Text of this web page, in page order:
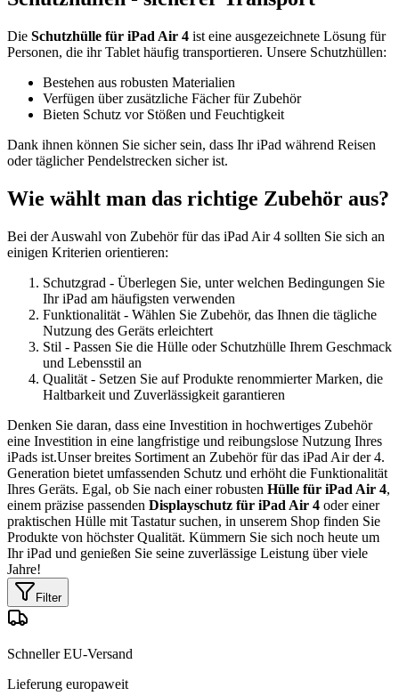
Die Schutzhülle für iPad Air 4 ist eine ausgezeichnete Lösung für
Personen, die ihr Tablet häufig transportieren. Unsere Schutzhüllen:
Bestehen aus robusten Materialien
Verfügen über zusätzliche Fächer für Zubehör
Bieten Schutz vor Stößen und Feuchtigkeit
Dank ihnen können Sie sicher sein, dass Ihr iPad während Reisen
oder täglicher Pendelstrecken sicher ist.
Wie wählt man das richtige Zubehör aus?
Bei der Auswahl von Zubehör für das iPad Air 4 sollten Sie sich an
einigen Kriterien orientieren:
Schutzgrad - Überlegen Sie, unter welchen Bedingungen Sie
Ihr iPad am häufigsten verwenden
Funktionalität - Wählen Sie Zubehör, das Ihnen die tägliche
Nutzung des Geräts erleichtert
Stil - Passen Sie die Hülle oder Schutzhülle Ihrem Geschmack
und Lebensstil an
Qualität - Setzen Sie auf Produkte renommierter Marken, die
Haltbarkeit und Zuverlässigkeit garantieren
Denken Sie daran, dass eine Investition in hochwertiges Zubehör
eine Investition in eine langfristige und reibungslose Nutzung Ihres
iPads ist.Unser breites Sortiment an Zubehör für das iPad Air der 4.
Generation bietet umfassenden Schutz und erhöht die Funktionalität
Ihres Geräts. Egal, ob Sie nach einer robusten Hülle für iPad Air 4,
einem präzise passenden Displayschutz für iPad Air 4 oder einer
praktischen Hülle mit Tastatur suchen, in unserem Shop finden Sie
Produkte von höchster Qualität. Kümmern Sie sich noch heute um
Ihr iPad und genießen Sie seine zuverlässige Leistung über viele
Jahre!
Filter
Schneller EU-Versand
Lieferung europaweit